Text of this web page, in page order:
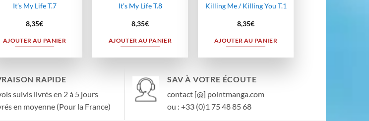
It’s My Life T.7
8,35€
AJOUTER AU PANIER
It’s My Life T.8
8,35€
AJOUTER AU PANIER
Killing Me / Killing You T.1
8,35€
AJOUTER AU PANIER
RAPIDE
suivis livrés en 2 à 5 jours
en moyenne (Pour la France)
SAV À VOTRE ÉCOUTE
contact [@] pointmanga.com
ou : +33 (0)1 75 48 85 68